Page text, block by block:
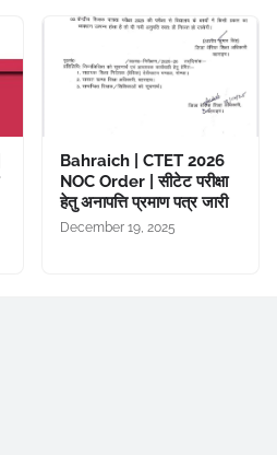
Bahraich | CTET 2026
NOC Order | सीटेट परीक्षा
हेतु अनापत्ति प्रमाण पत्र जारी
December 19, 2025